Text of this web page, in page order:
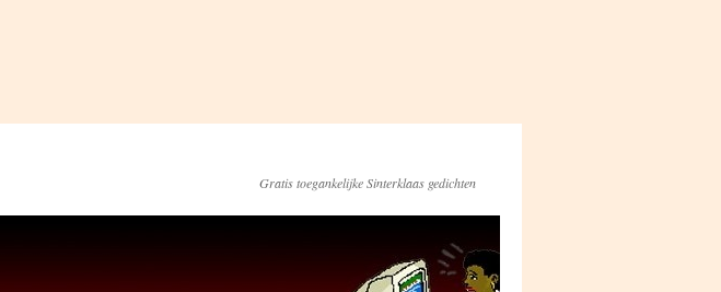
Gratis toegankelijke Sinterklaas gedichten